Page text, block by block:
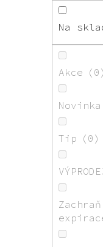
Na
Akce 0
Novinka
Tip 0